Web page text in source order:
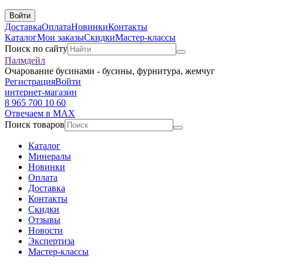
Войти
ДоставкаОплатаНовинкиКонтакты
КаталогМои заказыСкидкиМастер-классы
Поиск по сайту
Палмдейл
Очарование бусинами - бусины, фурнитура, жемчуг
РегистрацияВойти
интернет-магазин
8 965 700 10 60
Отвечаем в MAX
Поиск товаров
Каталог
Минералы
Новинки
Оплата
Доставка
Контакты
Скидки
Отзывы
Новости
Экспертиза
Мастер-классы